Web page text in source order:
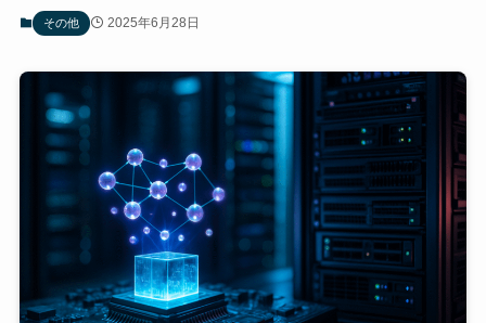
その他 2025年6月28日